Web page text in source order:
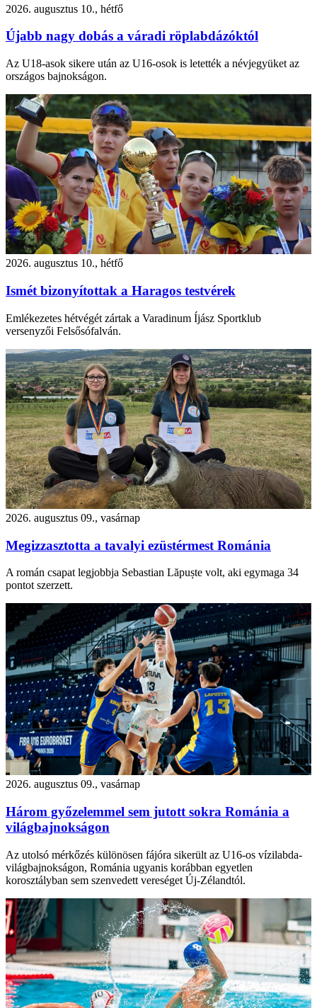
2026. augusztus 10., hétfő
Újabb nagy dobás a váradi röplabdázóktól
Az U18-asok sikere után az U16-osok is letették a névjegyüket az
országos bajnokságon.
2026. augusztus 10., hétfő
Ismét bizonyítottak a Haragos testvérek
Emlékezetes hétvégét zártak a Varadinum Íjász Sportklub
versenyzői Felsősófalván.
2026. augusztus 09., vasárnap
Megizzasztotta a tavalyi ezüstérmest Románia
A román csapat legjobbja Sebastian Lăpuște volt, aki egymaga 34
pontot szerzett.
2026. augusztus 09., vasárnap
Három győzelemmel sem jutott sokra Románia a
világbajnokságon
Az utolsó mérkőzés különösen fájóra sikerült az U16-os vízilabda-
világbajnokságon, Románia ugyanis korábban egyetlen
korosztályban sem szenvedett vereséget Új-Zélandtól.